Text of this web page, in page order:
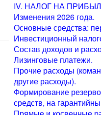
IV. НАЛОГ НА
Изменения 2026 года.
Основные средства:
Инвестиционный
Состав доходов и
Лизинговые платежи.
Прочие расходы
другие расходы).
Формирование
средств, на